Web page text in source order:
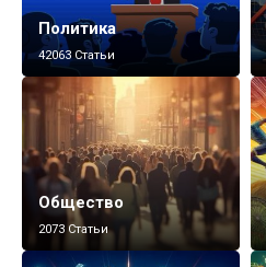
Политика
42063 Статьи
Общество
2073 Статьи